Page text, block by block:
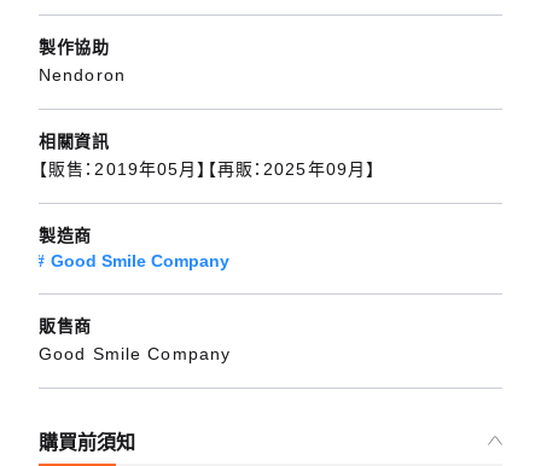
製作協助
Nendoron
相關資訊
【販售：2019年05月】【再販：2025年09月】
製造商
Good Smile Company
販售商
Good Smile Company
購買前須知